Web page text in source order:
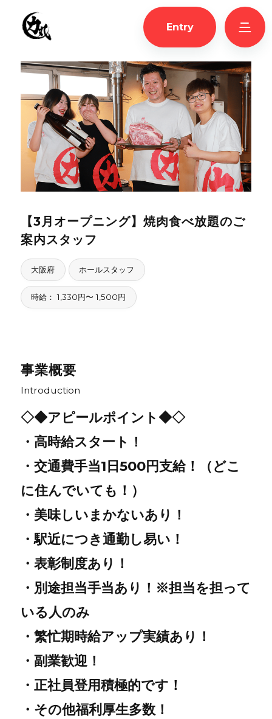
Entry
【3月オープニング】焼肉食べ放題のご
案内スタッフ
大阪府 ホールスタッフ
時給： 1,330円〜 1,500円
事業概要
Introduction
◇◆アピールポイント◆◇
・高時給スタート！
・交通費手当1日500円支給！（どこ
に住んでいても！）
・美味しいまかないあり！
・駅近につき通勤し易い！
・表彰制度あり！
・別途担当手当あり！※担当を担って
いる人のみ
・繁忙期時給アップ実績あり！
・副業歓迎！
・正社員登用積極的です！
・その他福利厚生多数！